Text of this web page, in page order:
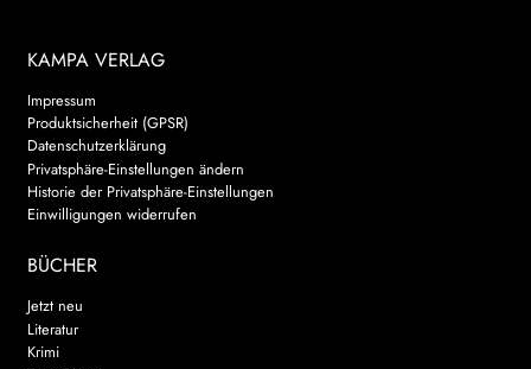
KAMPA VERLAG
Impressum
Produktsicherheit (GPSR)
Datenschutzerklärung
Privatsphäre-Einstellungen ändern
Historie der Privatsphäre-Einstellungen
Einwilligungen widerrufen
BÜCHER
Jetzt neu
Literatur
Krimi